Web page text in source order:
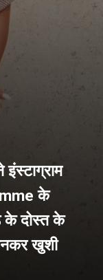
के
के दोस्त के
खुशी